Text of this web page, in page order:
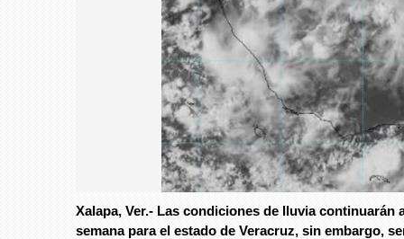
Xalapa, Ver.- Las condiciones de lluvia continuarán
semana para el estado de Veracruz, sin embargo,